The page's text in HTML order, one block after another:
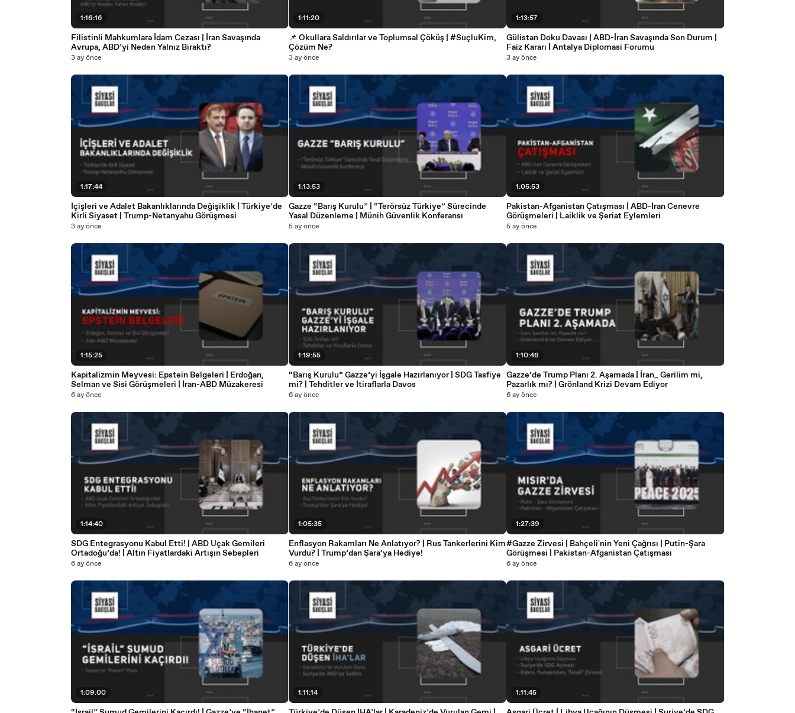
1:16:16
Filistinli Mahkumlara İdam Cezası | İran Savaşında
Avrupa, ABD’yi Neden Yalnız Bıraktı?
3 ay önce
1:17:44
İçişleri ve Adalet Bakanlıklarında Değişiklik | Türkiye’de
Kirli Siyaset | Trump-Netanyahu Görüşmesi
3 ay önce
1:15:25
Kapitalizmin Meyvesi: Epstein Belgeleri | Erdoğan,
Selman ve Sisi Görüşmeleri | ⁠İran-ABD Müzakeresi
6 ay önce
1:14:40
SDG Entegrasyonu Kabul Etti! | ABD Uçak Gemileri
Ortadoğu’da! | Altın Fiyatlardaki Artışın Sebepleri
6 ay önce
1:09:00
1:11:20
📌 Okullara Saldırılar ve Toplumsal Çöküş | #SuçluKim,
Çözüm Ne?
3 ay önce
1:13:53
Gazze “Barış Kurulu” | “Terörsüz Türkiye” Sürecinde
Yasal Düzenleme | Münih Güvenlik Konferansı
5 ay önce
1:19:55
“Barış Kurulu” Gazze’yi İşgale Hazırlanıyor | SDG Tasfiye
mi? | Tehditler ve İtiraflarla Davos
6 ay önce
1:05:35
Enflasyon Rakamları Ne Anlatıyor? | Rus Tankerlerini Kim
Vurdu? | Trump’dan Şara’ya Hediye!
6 ay önce
1:11:14
1:13:57
Gülistan Doku Davası | ABD-İran Savaşında Son Durum |
Faiz Kararı | Antalya Diplomasi Forumu
3 ay önce
1:05:53
Pakistan-Afganistan Çatışması | ABD-İran Cenevre
Görüşmeleri | Laiklik ve Şeriat Eylemleri
5 ay önce
1:10:46
Gazze’de Trump Planı 2. Aşamada | İran_ Gerilim mi,
Pazarlık mı? | Grönland Krizi Devam Ediyor
6 ay önce
1:27:39
#Gazze Zirvesi | Bahçeli'nin Yeni Çağrısı | Putin-Şara
Görüşmesi | Pakistan-Afganistan Çatışması
6 ay önce
1:11:45